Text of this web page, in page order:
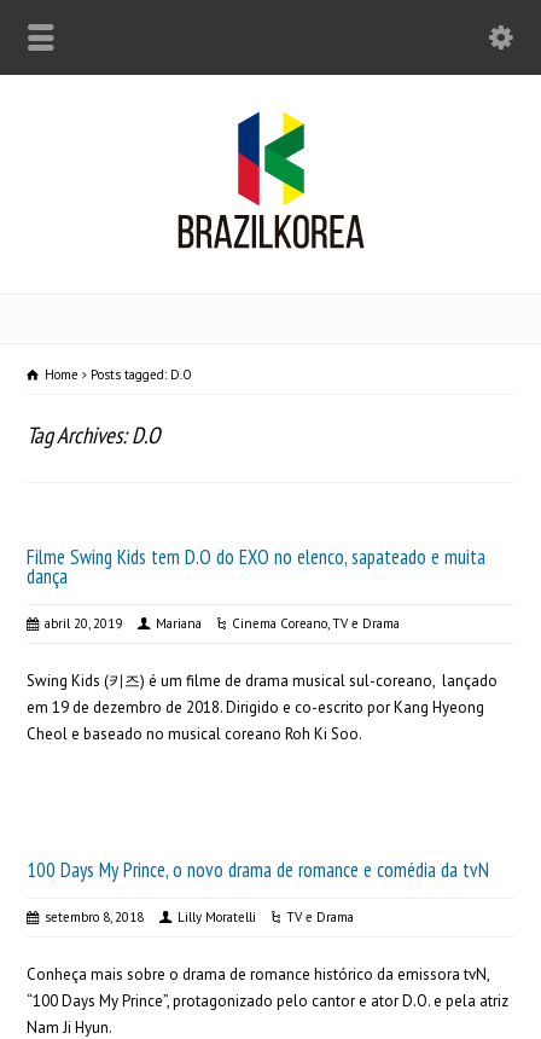
Home Posts tagged: D.O
Tag Archives: D.O
Filme Swing Kids tem D.O do EXO no elenco, sapateado e muita
dança
abril 20, 2019 Mariana Cinema Coreano,TV e Drama
Swing Kids (키즈) é um filme de drama musical sul-coreano, lançado
em 19 de dezembro de 2018. Dirigido e co-escrito por Kang Hyeong
Cheol e baseado no musical coreano Roh Ki Soo.
100 Days My Prince, o novo drama de romance e comédia da tvN
setembro 8, 2018 Lilly Moratelli TV e Drama
Conheça mais sobre o drama de romance histórico da emissora tvN,
“100 Days My Prince”, protagonizado pelo cantor e ator D.O. e pela atriz
Nam Ji Hyun.